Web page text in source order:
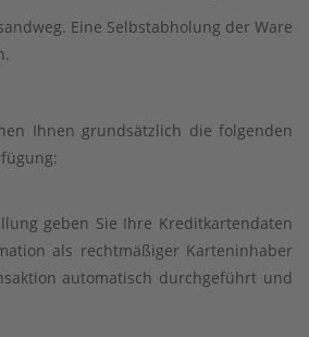
Eine Selbstabholung der Ware
Ihnen grundsätzlich die folgenden
geben Sie Ihre Kreditkartendaten
als rechtmäßiger Karteninhaber
automatisch durchgeführt und